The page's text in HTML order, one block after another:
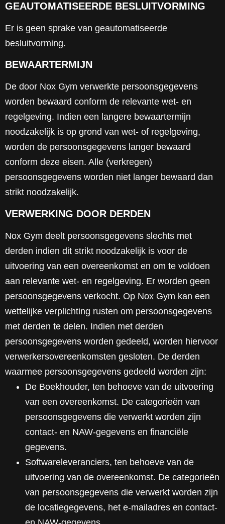
GEAUTOMATISEERDE BESLUITVORMING
Er is geen sprake van geautomatiseerde
besluitvorming.
BEWAARTERMIJN
De door Nox Gym verwerkte persoonsgegevens
worden bewaard conform de relevante wet- en
regelgeving. Indien een langere bewaartermijn
noodzakelijk is op grond van wet- of regelgeving,
worden de persoonsgegevens langer bewaard
conform deze eisen. Alle (verkregen)
persoonsgegevens worden niet langer bewaard dan
strikt noodzakelijk.
VERWERKING DOOR DERDEN
Nox Gym deelt persoonsgegevens slechts met
derden indien dit strikt noodzakelijk is voor de
uitvoering van een overeenkomst en om te voldoen
aan relevante wet- en regelgeving. Er worden geen
persoonsgegevens verkocht. Op Nox Gym kan een
wettelijke verplichting rusten om persoonsgegevens
met derden te delen. Indien met derden
persoonsgegevens worden gedeeld, worden hiervoor
verwerkersovereenkomsten gesloten. De derden
waarmee persoonsgegevens gedeeld worden zijn:
De Boekhouder, ten behoeve van de uitvoering
van een overeenkomst. De categorieën van
persoonsgegevens die verwerkt worden zijn
contact- en NAW-gegevens en financiële
gegevens.
Softwareleveranciers, ten behoeve van de
uitvoering van de overeenkomst. De categorieën
van persoonsgegevens die verwerkt worden zijn
de locatiegegevens, het e-mailadres en contact-